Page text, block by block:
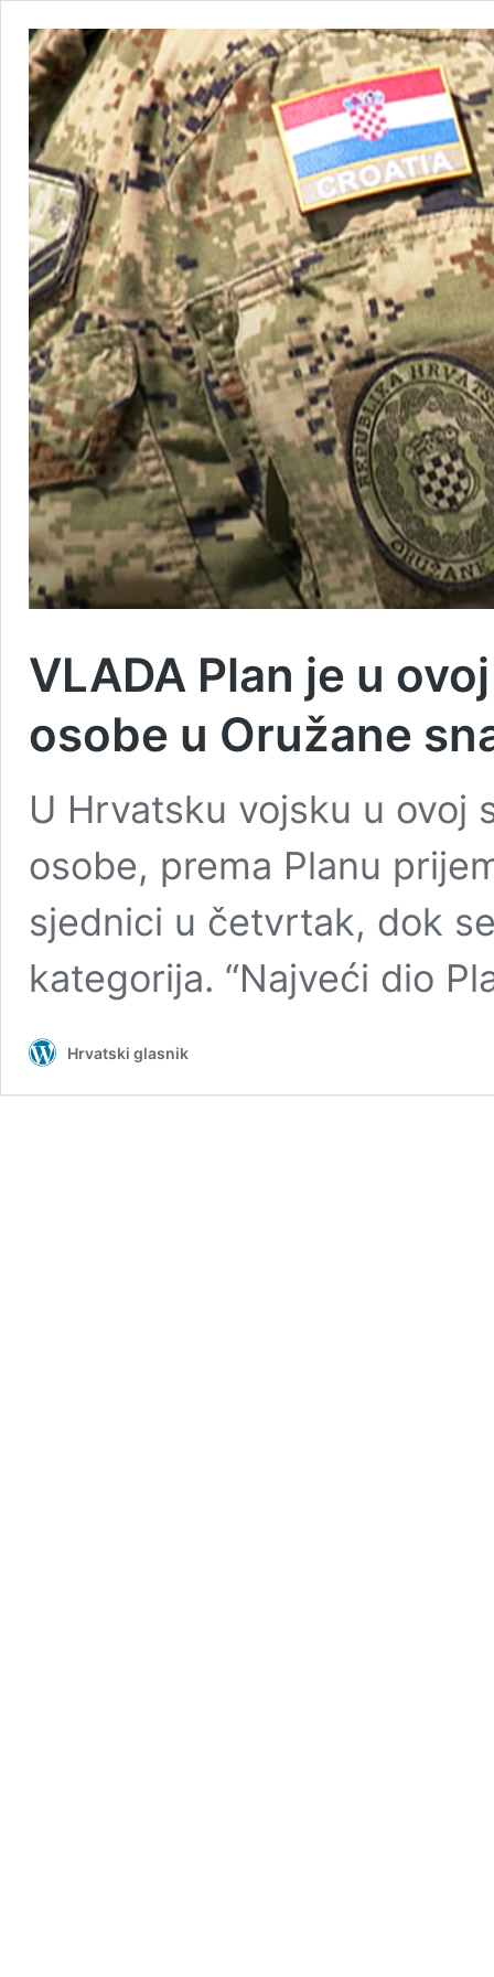
VLADA Plan je u
osobe u Oružane
U Hrvatsku vojsku u ovoj
osobe, prema Planu
sjednici u četvrtak, dok
kategorija. “Najveći dio
Hrvatski glasnik